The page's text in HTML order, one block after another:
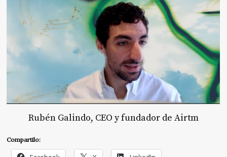
Rubén Galindo, CEO y fundador de Airtm
Compartilo: